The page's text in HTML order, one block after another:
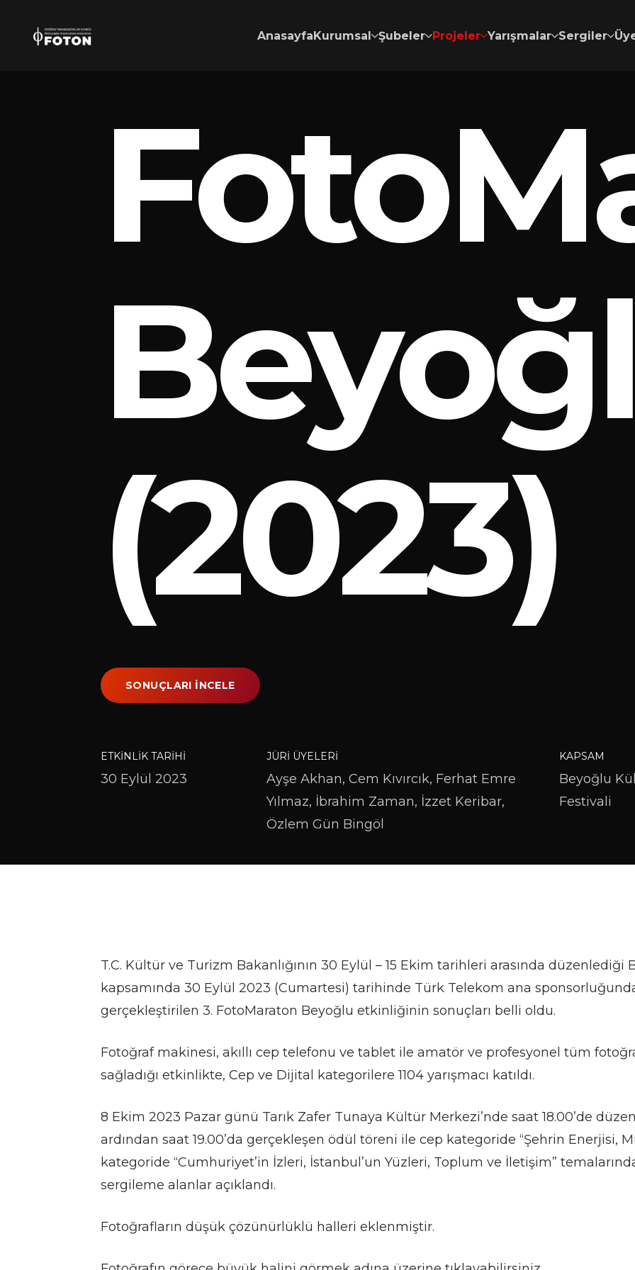
AnasayfaKurumsal Şubeler Projeler Yarışmalar Sergiler
(2023)
SONUÇLARI İNCELE
ETKINLIK TARIHI
30 Eylül 2023
JÜRI ÜYELERI
Ayşe Akhan, Cem Kıvırcık, Ferhat Emre
Yılmaz, İbrahim Zaman, İzzet Keribar,
Özlem Gün Bingöl
KAPSAM
Beyoğlu
Festivali
T.C. Kültür ve Turizm Bakanlığının 30 Eylül – 15 Ekim tarihleri arasında
kapsamında 30 Eylül 2023 (Cumartesi) tarihinde Türk Telekom ana
gerçekleştirilen 3. FotoMaraton Beyoğlu etkinliğinin sonuçları belli oldu.
Fotoğraf makinesi, akıllı cep telefonu ve tablet ile amatör ve profesyonel tüm
sağladığı etkinlikte, Cep ve Dijital kategorilere 1104 yarışmacı katıldı.
8 Ekim 2023 Pazar günü Tarık Zafer Tunaya Kültür Merkezi’nde saat 18.00’de
ardından saat 19.00’da gerçekleşen ödül töreni ile cep kategoride “Şehrin Enerjisi,
kategoride “Cumhuriyet’in İzleri, İstanbul’un Yüzleri, Toplum ve İletişim”
sergileme alanlar açıklandı.
Fotoğrafların düşük çözünürlüklü halleri eklenmiştir.